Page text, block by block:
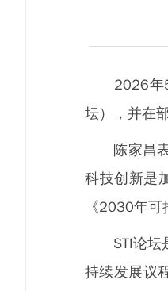
2026年5
坛），并在
陈家昌表
科技创新是
《2030年
STI论坛是
持续发展议